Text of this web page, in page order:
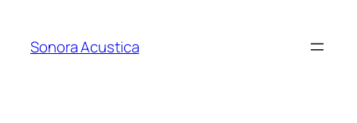
contenido
Sonora Acustica